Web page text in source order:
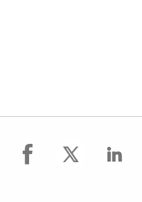
facebook